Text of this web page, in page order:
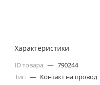
Характеристики
ID товара — 790244
Тип — Контакт на провод